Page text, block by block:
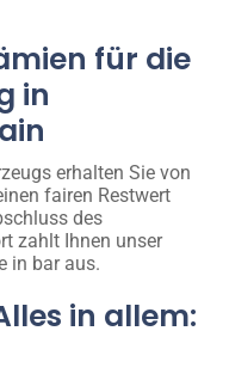
für die
in
erhalten Sie von
fairen Restwert
des
zahlt Ihnen unser
in bar aus.
in allem: